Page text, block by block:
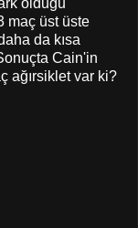
maç üst üste
da kısa
Cain'in
ağırsiklet var ki?